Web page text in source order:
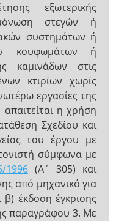
εξωτερικής
στεγών ή
συστημάτων ή
κουφωμάτων ή
καμινάδων στις
κτιρίων χωρίς
εργασίες της
η χρήση
Σχεδίου και
του έργου με
σύμφωνα με
1996 (Α΄ 305) και
από μηχανικό για
έκδοση έγκρισης
παραγράφου 3. Με